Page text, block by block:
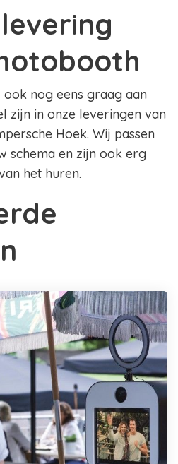
nog eens graag aan
zijn in onze leveringen van
Hoek. Wij passen
schema en zijn ook erg
het huren.